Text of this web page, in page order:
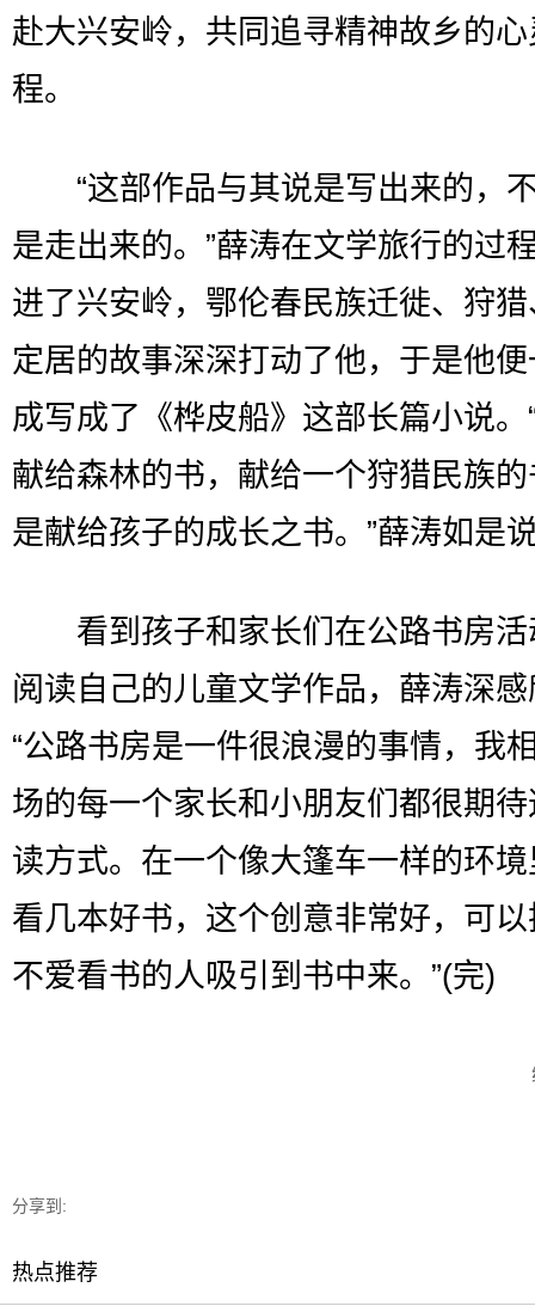
赴大兴安岭，共同追寻精神故乡的
程。
“这部作品与其说是写出来的，
是走出来的。”薛涛在文学旅行的过
进了兴安岭，鄂伦春民族迁徙、狩
定居的故事深深打动了他，于是他
成写成了《桦皮船》这部长篇小说。
献给森林的书，献给一个狩猎民族
是献给孩子的成长之书。”薛涛如是
看到孩子和家长们在公路书房活
阅读自己的儿童文学作品，薛涛深
“公路书房是一件很浪漫的事情，我
场的每一个家长和小朋友们都很期
读方式。在一个像大篷车一样的环
看几本好书，这个创意非常好，可
不爱看书的人吸引到书中来。”(完)
分享到:
热点推荐